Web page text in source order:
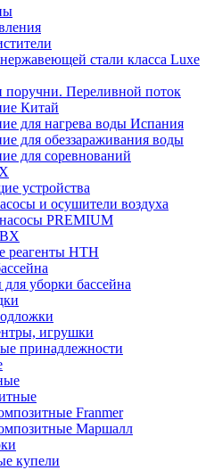
стали класса Luxe
Переливной поток
Китай
для нагрева воды Испания
для обеззараживания воды
для соревнований
устройства
и осушители воздуха
PREMIUM
реагенты HTH
уборки бассейна
игрушки
принадлежности
Franmer
Маршалл
купели